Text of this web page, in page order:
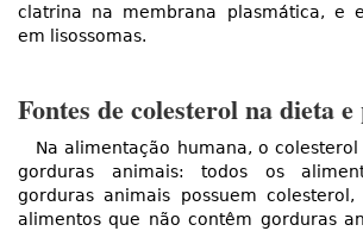
clatrina na membrana plasmática, e
em lisossomas.
Fontes de colesterol na dieta e
Na alimentação humana, o
gorduras animais: todos os
gorduras animais possuem
alimentos que não contêm gorduras